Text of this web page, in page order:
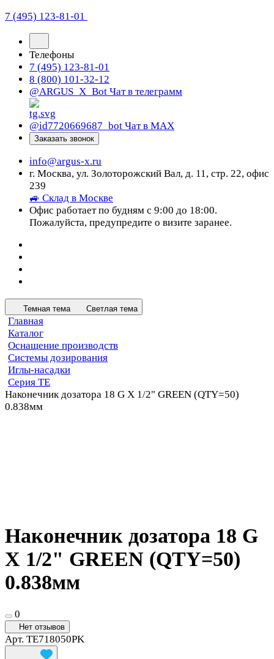
7 (495) 123-81-01
Телефоны
7 (495) 123-81-01
8 (800) 101-32-12
@ARGUS_X_Bot Чат в телеграмм
@id7720669687_bot Чат в МАХ
Заказать звонок
info@argus-x.ru
г. Москва, ул. Золоторожский Вал, д. 11, стр. 22, офис
239
🚙 Склад в Москве
Офис работает по будням с 9:00 до 18:00.
Пожалуйста, предупредите о визите заранее.
Темная тема Светлая тема
Главная
Каталог
Оснащение производств
Системы дозирования
Иглы-насадки
Серия TE
Наконечник дозатора 18 G X 1/2" GREEN (QTY=50)
0.838мм
Наконечник дозатора 18 G
X 1/2" GREEN (QTY=50)
0.838мм
0
Нет отзывов
Арт. TE718050PK